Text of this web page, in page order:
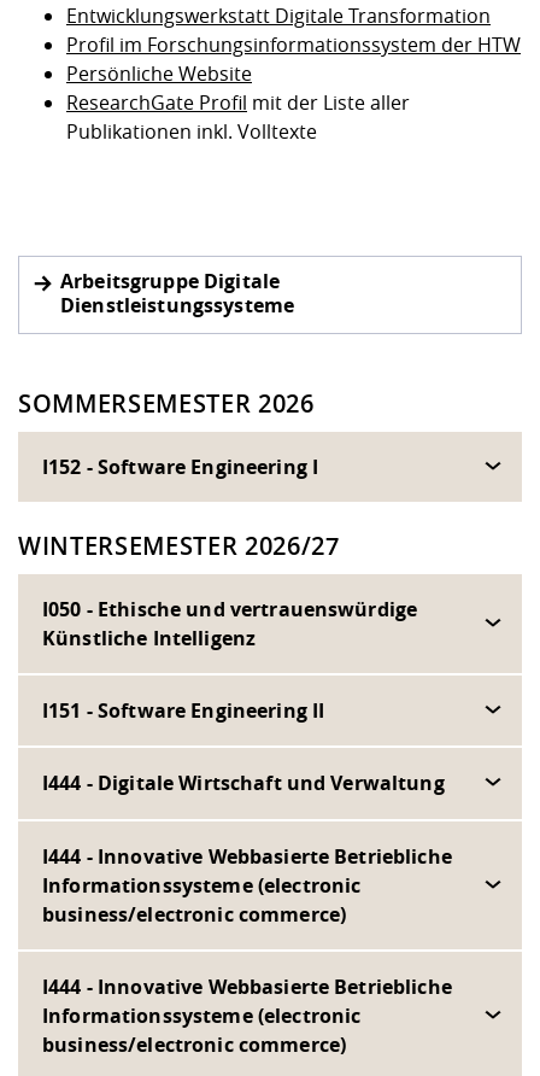
Entwicklungswerkstatt Digitale Transformation
Profil im Forschungsinformationssystem der HTW
Persönliche Website
ResearchGate Profil mit der Liste aller
Publikationen inkl. Volltexte
Arbeitsgruppe Digitale
Dienstleistungssysteme
SOMMERSEMESTER 2026
I152 - Software Engineering I
WINTERSEMESTER 2026/27
I050 - Ethische und vertrauenswürdige
Künstliche Intelligenz
I151 - Software Engineering II
I444 - Digitale Wirtschaft und Verwaltung
I444 - Innovative Webbasierte Betriebliche
Informationssysteme (electronic
business/electronic commerce)
I444 - Innovative Webbasierte Betriebliche
Informationssysteme (electronic
business/electronic commerce)